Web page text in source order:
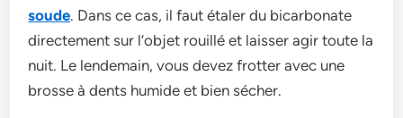
soude. Dans ce cas, il faut étaler du bicarbonate
directement sur l’objet rouillé et laisser agir toute la
nuit. Le lendemain, vous devez frotter avec une
brosse à dents humide et bien sécher.